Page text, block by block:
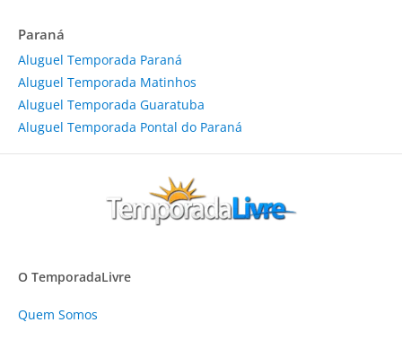
Paraná
Aluguel Temporada Paraná
Aluguel Temporada Matinhos
Aluguel Temporada Guaratuba
Aluguel Temporada Pontal do Paraná
O TemporadaLivre
Quem Somos